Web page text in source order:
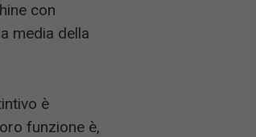
con
media della
è
funzione è,